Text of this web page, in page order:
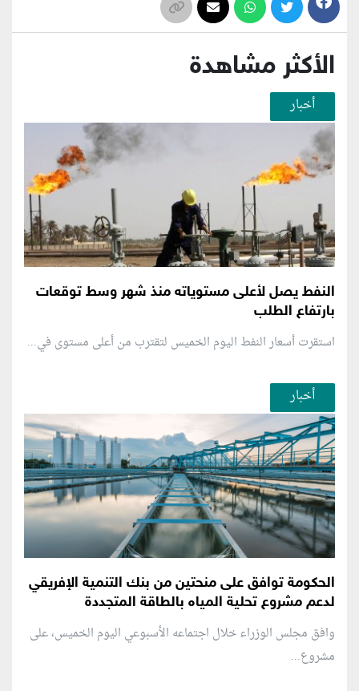
الأكثر مشاهدة
أخبار
النفط يصل لأعلى مستوياته منذ شهر وسط توقعات
بارتفاع الطلب
استقرت أسعار النفط اليوم الخميس لتقترب من أعلى مستوى في...
أخبار
الحكومة توافق على منحتين من بنك التنمية الإفريقي
لدعم مشروع تحلية المياه بالطاقة المتجددة
وافق مجلس الوزراء خلال اجتماعه الأسبوعي اليوم الخميس، على
مشروع...